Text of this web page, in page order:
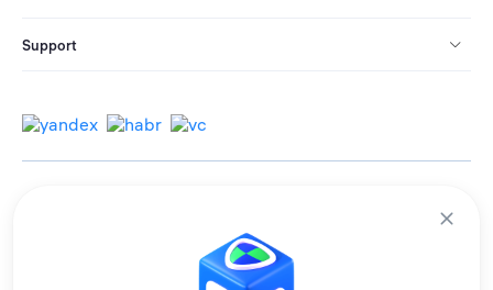
Support
Personal data processing policy